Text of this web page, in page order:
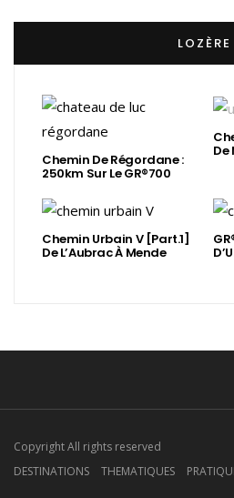
LOZÈRE
Chemin De Régordane :
250km Sur Le GR®700
De
Chemin Urbain V [Part.1]
De L’Aubrac À Mende
Copyright All rights reserved
DESTINATIONS
THEMATIQUES